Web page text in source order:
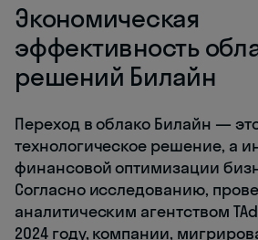
Экономическая
эффективность
решений Билайн
Переход в облако Билайн —
технологическое решение, а
финансовой оптимизации
Согласно исследованию,
аналитическим агентством
2024 году, компании,